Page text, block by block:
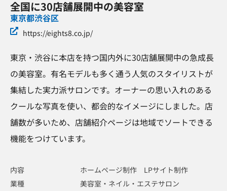
全国に30店舗展開中の美容室
東京都渋谷区
https://eights8.co.jp/
東京・渋谷に本店を持つ国内外に30店舗展開中の急成長
の美容室。有名モデルも多く通う人気のスタイリストが
集結した実力派サロンです。オーナーの思い入れのある
クールな写真を使い、都会的なイメージにしました。店
舗数が多いため、店舗紹介ページは地域でソートできる
機能をつけています。
内容
ホームページ制作 LPサイト制作
業種
美容室・ネイル・エステサロン